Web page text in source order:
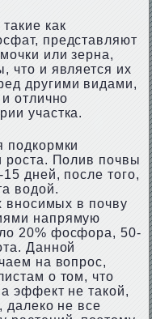
как
представляют
или зерна,
что и является их
другими видами,
отлично
участка.
подкормки
роста. Полив почвы
дней, после того,
водой.
вносимых в почву
напрямую
20% фосфора, 50-
Данной
на вопрос,
о том, что
эффект не такой,
далеко не все